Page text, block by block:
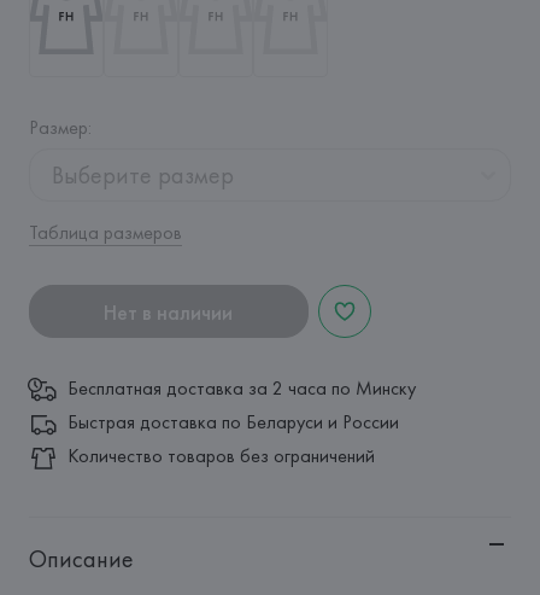
Размер:
Выберите размер
Таблица размеров
Нет в наличии
Бесплатная доставка за 2 часа по Минску
Быстрая доставка по Беларуси и России
Количество товаров без ограничений
Описание